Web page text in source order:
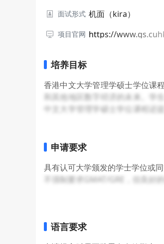
面试形式 机面（kira）
项目官网
培养目标
香港中文大学管理学硕士学位课
和其他地区数字经济的未来。学
中文大学管理学硕士学位课程
申请要求
具有认可大学颁发的学士学位或
不强制要求GMAT/GRE，但良好
语言要求